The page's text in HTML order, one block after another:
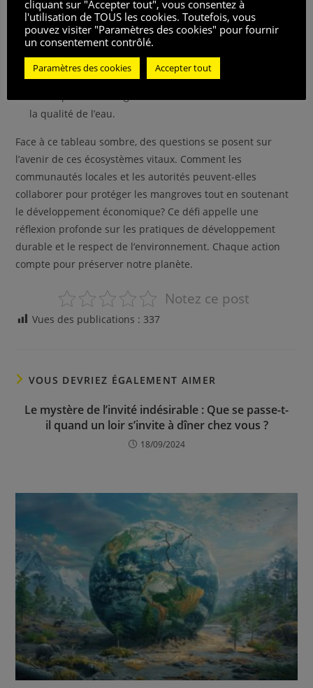
Étendue des mangroves détruites pour l’élevage de
crevettes.
Impact sur les populations locales et leur mode de vie
traditionnel.
la qualité de l’eau.
Face à ce tableau sombre, des questions se posent sur
l’avenir de ces écosystèmes vitaux. Comment les
communautés locales et les autorités peuvent-elles
collaborer pour protéger les mangroves tout en soutenant
le développement économique? Ce défi appelle une
réflexion profonde sur les pratiques de développement
durable et le respect de l’environnement. Chaque action
compte pour préserver notre planète.
Notez ce post
Vues des publications : 337
VOUS DEVRIEZ ÉGALEMENT AIMER
Le mystère de l’invité indésirable : Que se passe-t-
il quand un loir s’invite à dîner chez vous ?
18/09/2024
cliquant sur "Accepter tout", vous consentez à
l'utilisation de TOUS les cookies. Toutefois, vous
pouvez visiter "Paramètres des cookies" pour fournir
un consentement contrôlé.
Paramètres des cookies Accepter tout